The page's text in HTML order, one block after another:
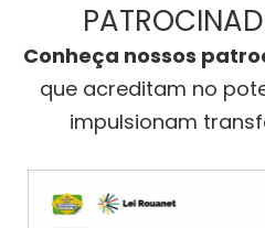
Conheça nossos
que acreditam no
impulsionam